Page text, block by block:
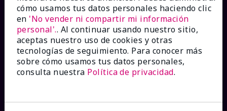
Catálogos interactivos
Preguntas frecuentes
cómo usamos tus datos personales haciendo clic
en 'No vender ni compartir mi información
personal'.. Al continuar usando nuestro sitio,
aceptas nuestro uso de cookies y otras
tecnologías de seguimiento. Para conocer más
sobre cómo usamos tus datos personales,
consulta nuestra Política de privacidad.